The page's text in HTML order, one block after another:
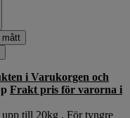
mått
i Varukorgen och
Frakt pris för varorna i
upp till 20kg , För tyngre